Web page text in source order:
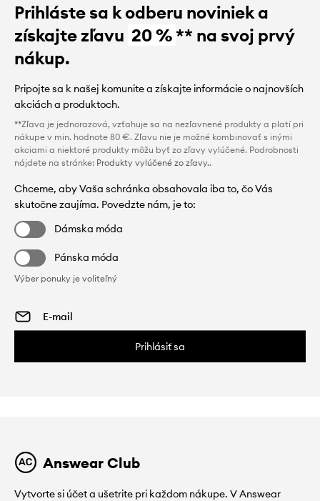
Prihláste sa k odberu noviniek a
získajte zľavu 20 %** na svoj prvý
nákup.
Pripojte sa k našej komunite a získajte informácie o najnovších
akciách a produktoch.
**Zľava je jednorazová, vzťahuje sa na nezľavnené produkty a platí pri
nákupe v min. hodnote 80 €. Zľavu nie je možné kombinovať s inými
akciami a niektoré produkty môžu byť zo zľavy vylúčené. Podrobnosti
nájdete na stránke: Produkty vylúčené zo zľavy..
Chceme, aby Vaša schránka obsahovala iba to, čo Vás
skutočne zaujíma. Povedzte nám, je to:
Dámska móda
Pánska móda
Výber ponuky je voliteľný
Prihlásiť sa
Answear Club
Vytvorte si účet a ušetrite pri každom nákupe. V Answear